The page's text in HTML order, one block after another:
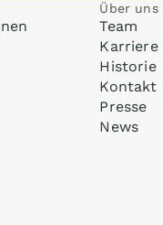
Über uns
Team
Karriere
Historie
Kontakt
Presse
News